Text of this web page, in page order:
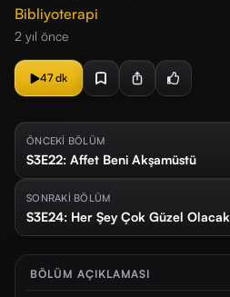
Bibliyoterapi
2 yıl önce
47 dk
ÖNCEKİ BÖLÜM
S3E22: Affet Beni Akşamüstü
SONRAKİ BÖLÜM
S3E24: Her Şey Çok Güzel Olacak
BÖLÜM AÇIKLAMASI